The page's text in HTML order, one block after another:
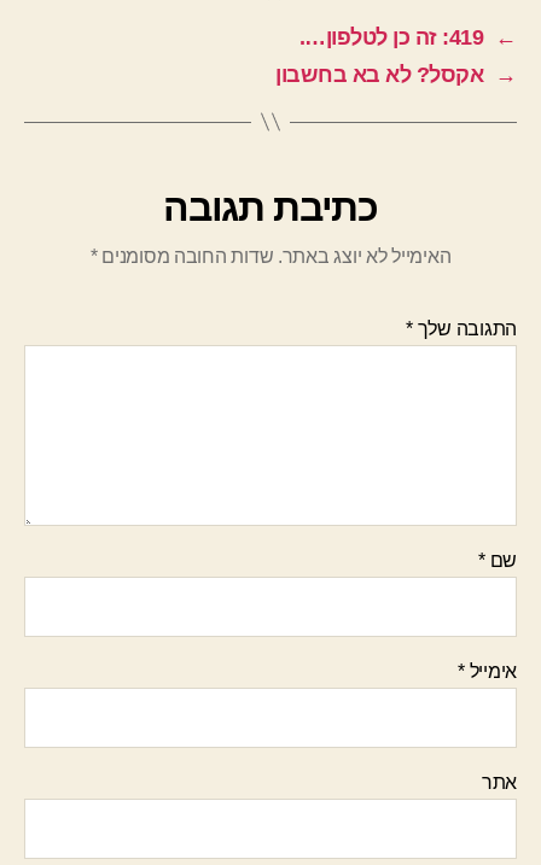
←
419: זה כן לטלפון….
→
אקסל? לא בא בחשבון
כתיבת תגובה
האימייל לא יוצג באתר. שדות החובה מסומנים*
התגובה שלך*
שם*
אימייל*
אתר